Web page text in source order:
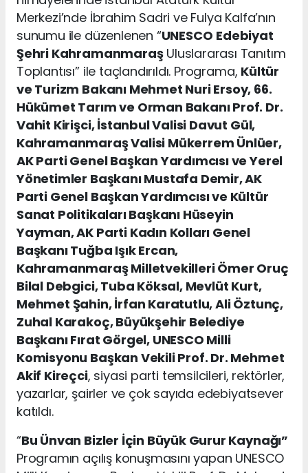
Merkezi’nde İbrahim Sadri ve Fulya Kalfa’nın
sunumu ile düzenlenen “UNESCO Edebiyat
Şehri KahramanmaraşUluslararası Tanıtım
Toplantısı” ile taçlandırıldı. Programa, Kültür
ve Turizm Bakanı Mehmet Nuri Ersoy, 66.
Hükümet Tarım ve Orman Bakanı Prof. Dr.
Vahit Kirişci, İstanbul Valisi Davut Gül,
Kahramanmaraş Valisi Mükerrem Ünlüer,
AK Parti Genel Başkan Yardımcısı ve Yerel
Yönetimler Başkanı Mustafa Demir, AK
Parti Genel Başkan Yardımcısı ve Kültür
Sanat Politikaları Başkanı Hüseyin
Yayman, AK Parti Kadın Kolları Genel
Başkanı Tuğba Işık Ercan,
Kahramanmaraş Milletvekilleri Ömer Oruç
Bilal Debgici, Tuba Köksal, Mevlüt Kurt,
Mehmet Şahin, İrfan Karatutlu, Ali Öztunç,
Zuhal Karakoç, Büyükşehir Belediye
Başkanı Fırat Görgel, UNESCO Milli
Komisyonu Başkan Vekili Prof. Dr. Mehmet
Akif Kireçci, siyasi parti temsilcileri, rektörler,
yazarlar, şairler ve çok sayıda edebiyatsever
katıldı.
“Bu Ünvan Bizler İçin Büyük Gurur Kaynağı”
Programın açılış konuşmasını yapan UNESCO